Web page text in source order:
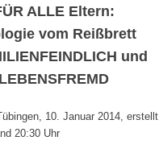
ALLEEltern:
vom Reißbrett
und
LEBENSFREMD
10. Januar 2014, erstellt
20:30 Uhr